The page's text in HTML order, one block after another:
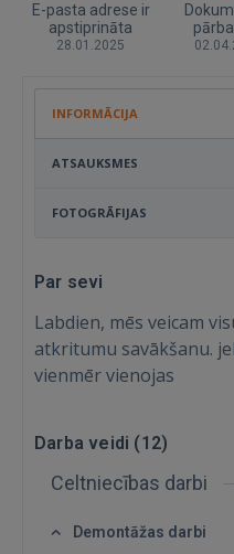
E-pasta adrese ir
apstiprināta
28.01.2025
INFORMĀCIJA
ATSAUKSMES
FOTOGRĀFIJAS
Par sevi
Labdien, mēs veicam
atkritumu savākšanu.
vienmēr vienojas
Darba veidi (12)
Celtniecības darbi
Demontāžas darbi